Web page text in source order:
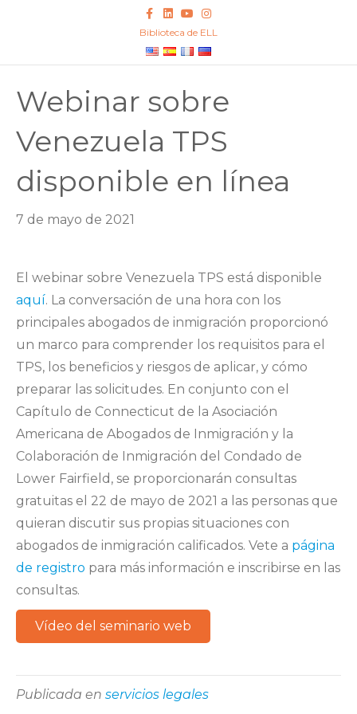
Facebook
LinkedinYoutubeInstagram
Biblioteca de ELL
Webinar sobre
Venezuela TPS
disponible en línea
7 de mayo de 2021
El webinar sobre Venezuela TPS está disponible
aquí. La conversación de una hora con los
principales abogados de inmigración proporcionó
un marco para comprender los requisitos para el
TPS, los beneficios y riesgos de aplicar, y cómo
preparar las solicitudes. En conjunto con el
Capítulo de Connecticut de la Asociación
Americana de Abogados de Inmigración y la
Colaboración de Inmigración del Condado de
Lower Fairfield, se proporcionarán consultas
gratuitas el 22 de mayo de 2021 a las personas que
quieran discutir sus propias situaciones con
abogados de inmigración calificados. Vete a página
de registro para más información e inscribirse en las
consultas.
Vídeo del seminario web
Publicada en servicios legales